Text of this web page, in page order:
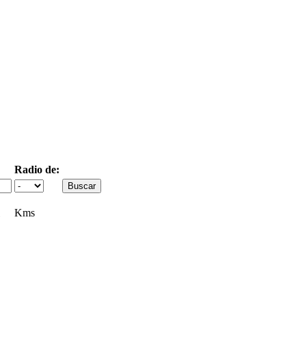
Radio de:
Kms